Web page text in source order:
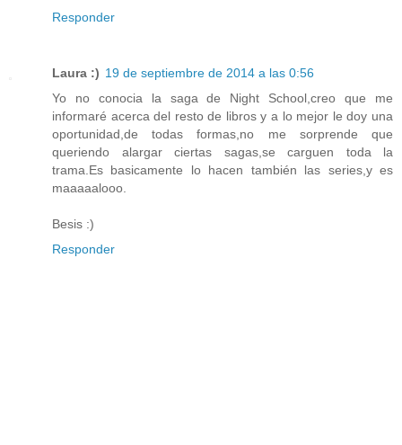
Responder
Laura :) 19 de septiembre de 2014 a las 0:56
Yo no conocia la saga de Night School,creo que me
informaré acerca del resto de libros y a lo mejor le doy una
oportunidad,de todas formas,no me sorprende que
queriendo alargar ciertas sagas,se carguen toda la
trama.Es basicamente lo hacen también las series,y es
maaaaalooo.
Besis :)
Responder